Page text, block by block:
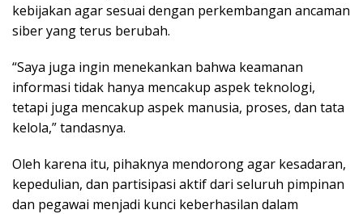
kebijakan agar sesuai dengan perkembangan ancaman
siber yang terus berubah.
“Saya juga ingin menekankan bahwa keamanan
informasi tidak hanya mencakup aspek teknologi,
tetapi juga mencakup aspek manusia, proses, dan tata
kelola,” tandasnya.
Oleh karena itu, pihaknya mendorong agar kesadaran,
kepedulian, dan partisipasi aktif dari seluruh pimpinan
dan pegawai menjadi kunci keberhasilan dalam